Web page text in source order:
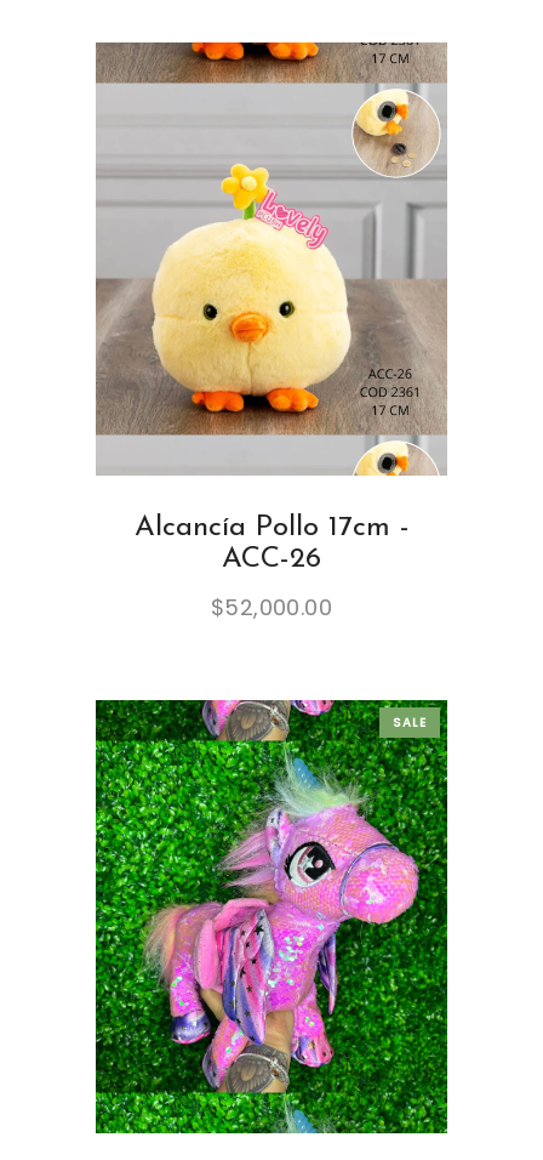
Alcancía Pollo 17cm -
ACC-26
$52,000.00
SALE